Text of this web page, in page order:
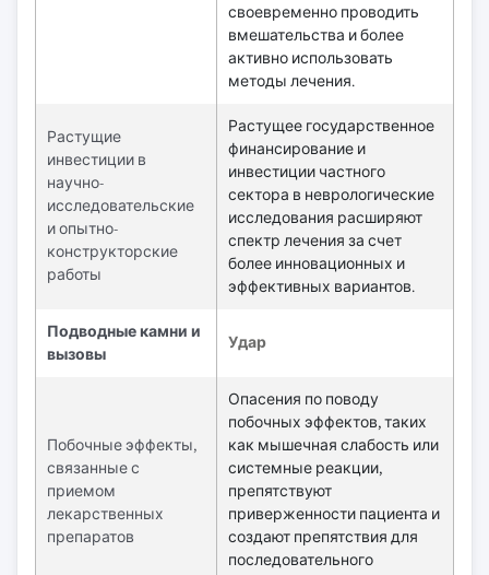
своевременно проводить
вмешательства и более
активно использовать
методы лечения.
Растущие
инвестиции в
научно-
исследовательские
и опытно-
конструкторские
работы
Растущее государственное
финансирование и
инвестиции частного
сектора в неврологические
исследования расширяют
спектр лечения за счет
более инновационных и
эффективных вариантов.
Подводные камни и
вызовы
Удар
Побочные эффекты,
связанные с
приемом
лекарственных
препаратов
Опасения по поводу
побочных эффектов, таких
как мышечная слабость или
системные реакции,
препятствуют
приверженности пациента и
создают препятствия для
последовательного